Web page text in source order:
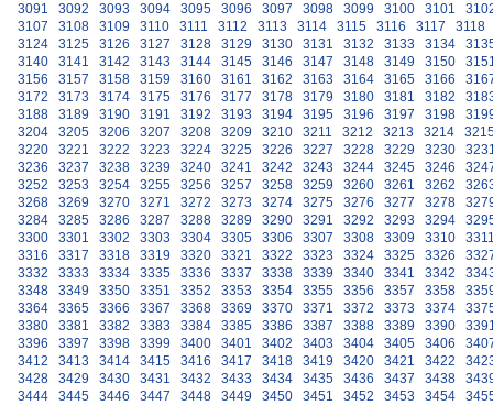
3091
3092 3093 3094 3095 3096 3097 3098 3099 3100 3101
3107
3108 3109 3110 3111 3112 3113 3114 3115 3116 3117
3118
3124
3125 3126 3127 3128 3129 3130 3131 3132 3133 3134
3140
3141 3142 3143 3144 3145 3146 3147 3148 3149 3150
3156
3157 3158 3159 3160 3161 3162 3163 3164 3165 3166
3172
3173 3174 3175 3176 3177 3178 3179 3180 3181 3182
3188
3189 3190 3191 3192 3193 3194 3195 3196 3197 3198
3204
3205 3206 3207 3208 3209 3210 3211 3212 3213 3214
3220
3221 3222 3223 3224 3225 3226 3227 3228 3229 3230
3236
3237 3238 3239 3240 3241 3242 3243 3244 3245 3246
3252
3253 3254 3255 3256 3257 3258 3259 3260 3261 3262
3268
3269 3270 3271 3272 3273 3274 3275 3276 3277 3278
3284
3285 3286 3287 3288 3289 3290 3291 3292 3293 3294
3300
3301 3302 3303 3304 3305 3306 3307 3308 3309 3310
3316
3317 3318 3319 3320 3321 3322 3323 3324 3325 3326
3332
3333 3334 3335 3336 3337 3338 3339 3340 3341 3342
3348
3349 3350 3351 3352 3353 3354 3355 3356 3357 3358
3364
3365 3366 3367 3368 3369 3370 3371 3372 3373 3374
3380
3381 3382 3383 3384 3385 3386 3387 3388 3389 3390
3396
3397 3398 3399 3400 3401 3402 3403 3404 3405 3406
3412
3413 3414 3415 3416 3417 3418 3419 3420 3421 3422
3428
3429 3430 3431 3432 3433 3434 3435 3436 3437 3438
3444
3445 3446 3447 3448 3449 3450 3451 3452 3453 3454